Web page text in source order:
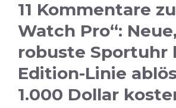
11 Kommentare
Watch Pro“: Neue,
robuste Sportuhr
Edition-Linie
1.000 Dollar